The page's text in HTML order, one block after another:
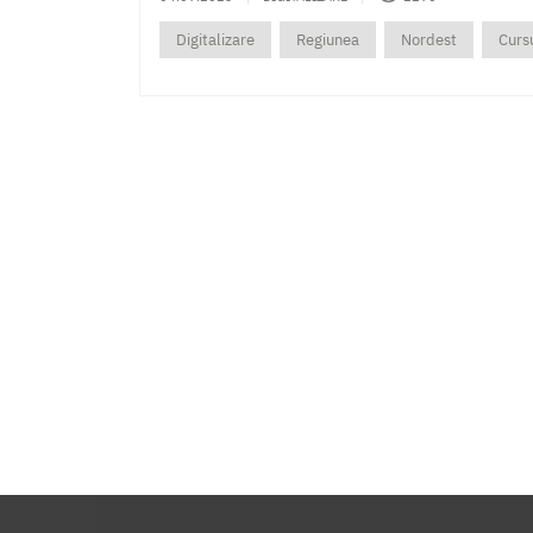
Digitalizare Regiunea Nordest